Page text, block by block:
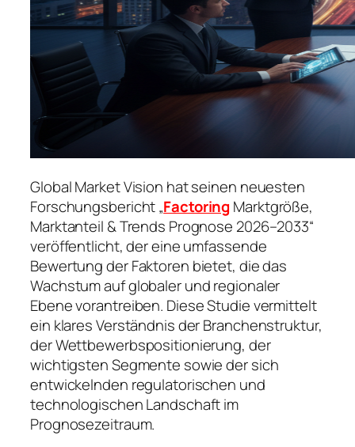
Global Market Vision hat seinen neuesten
Forschungsbericht „FactoringMarktgröße,
Marktanteil & Trends Prognose 2026–2033“
veröffentlicht, der eine umfassende
Bewertung der Faktoren bietet, die das
Wachstum auf globaler und regionaler
Ebene vorantreiben. Diese Studie vermittelt
ein klares Verständnis der Branchenstruktur,
der Wettbewerbspositionierung, der
wichtigsten Segmente sowie der sich
entwickelnden regulatorischen und
technologischen Landschaft im
Prognosezeitraum.